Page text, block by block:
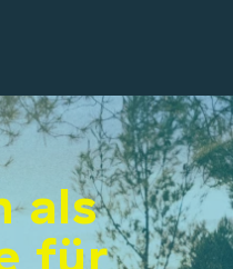
als
für